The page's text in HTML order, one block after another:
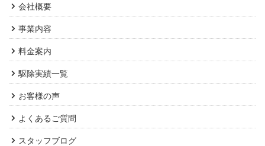
会社概要
事業内容
料金案内
駆除実績一覧
お客様の声
よくあるご質問
スタッフブログ